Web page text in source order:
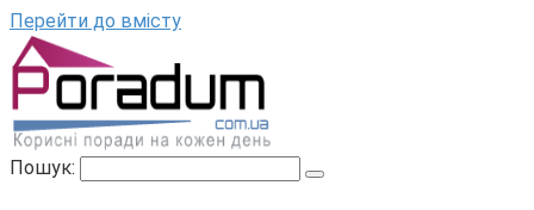
Перейти до вмісту
Пошук: